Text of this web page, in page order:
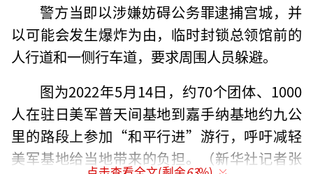
警方当即以涉嫌妨碍公务罪逮捕宫城，并
以可能会发生爆炸为由，临时封锁总领馆前的
人行道和一侧行车道，要求周围人员躲避。
图为2022年5月14日，约70个团体、1000
人在驻日美军普天间基地到嘉手纳基地约九公
里的路段上参加“和平行进”游行，呼吁减轻
美军基地给当地带来的负担。（新华社记者张